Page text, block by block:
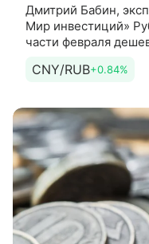
Дмитрий Бабин,
Мир инвестиций»
части февраля
CNY/RUB+0.84%